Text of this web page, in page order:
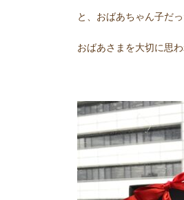
と、おばあちゃん子だ
おばあさまを大切に思